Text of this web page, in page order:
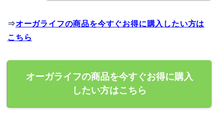
⇒オーガライフの商品を今すぐお得に購入したい方は
こちら
オーガライフの商品を今すぐお得に購入
したい方はこちら